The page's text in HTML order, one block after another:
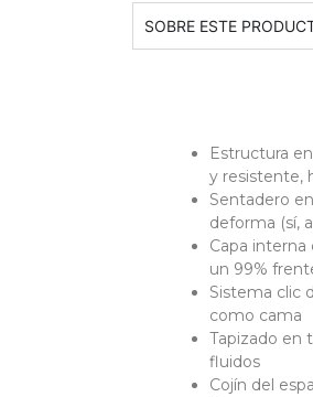
SOBRE ESTE
Estructura
y resistente,
Sentadero
deforma (sí,
Capa
un 99%
Sistema clic
como cama
Tapizado en
fluidos
Cojín del